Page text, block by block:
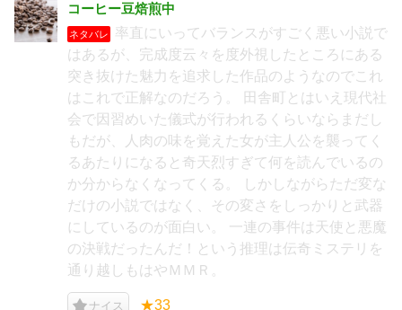
コーヒー豆焙煎中
ネタバレ
率直にいってバランスがすごく悪い小説で
はあるが、完成度云々を度外視したところにある
突き抜けた魅力を追求した作品のようなのでこれ
はこれで正解なのだろう。 田舎町とはいえ現代社
会で因習めいた儀式が行われるくらいならまだし
もだが、人肉の味を覚えた女が主人公を襲ってく
るあたりになると奇天烈すぎて何を読んでいるの
か分からなくなってくる。 しかしながらただ変な
だけの小説ではなく、その変さをしっかりと武器
にしているのが面白い。 一連の事件は天使と悪魔
の決戦だったんだ！という推理は伝奇ミステリを
通り越しもはやＭＭＲ。
ナイス ★33